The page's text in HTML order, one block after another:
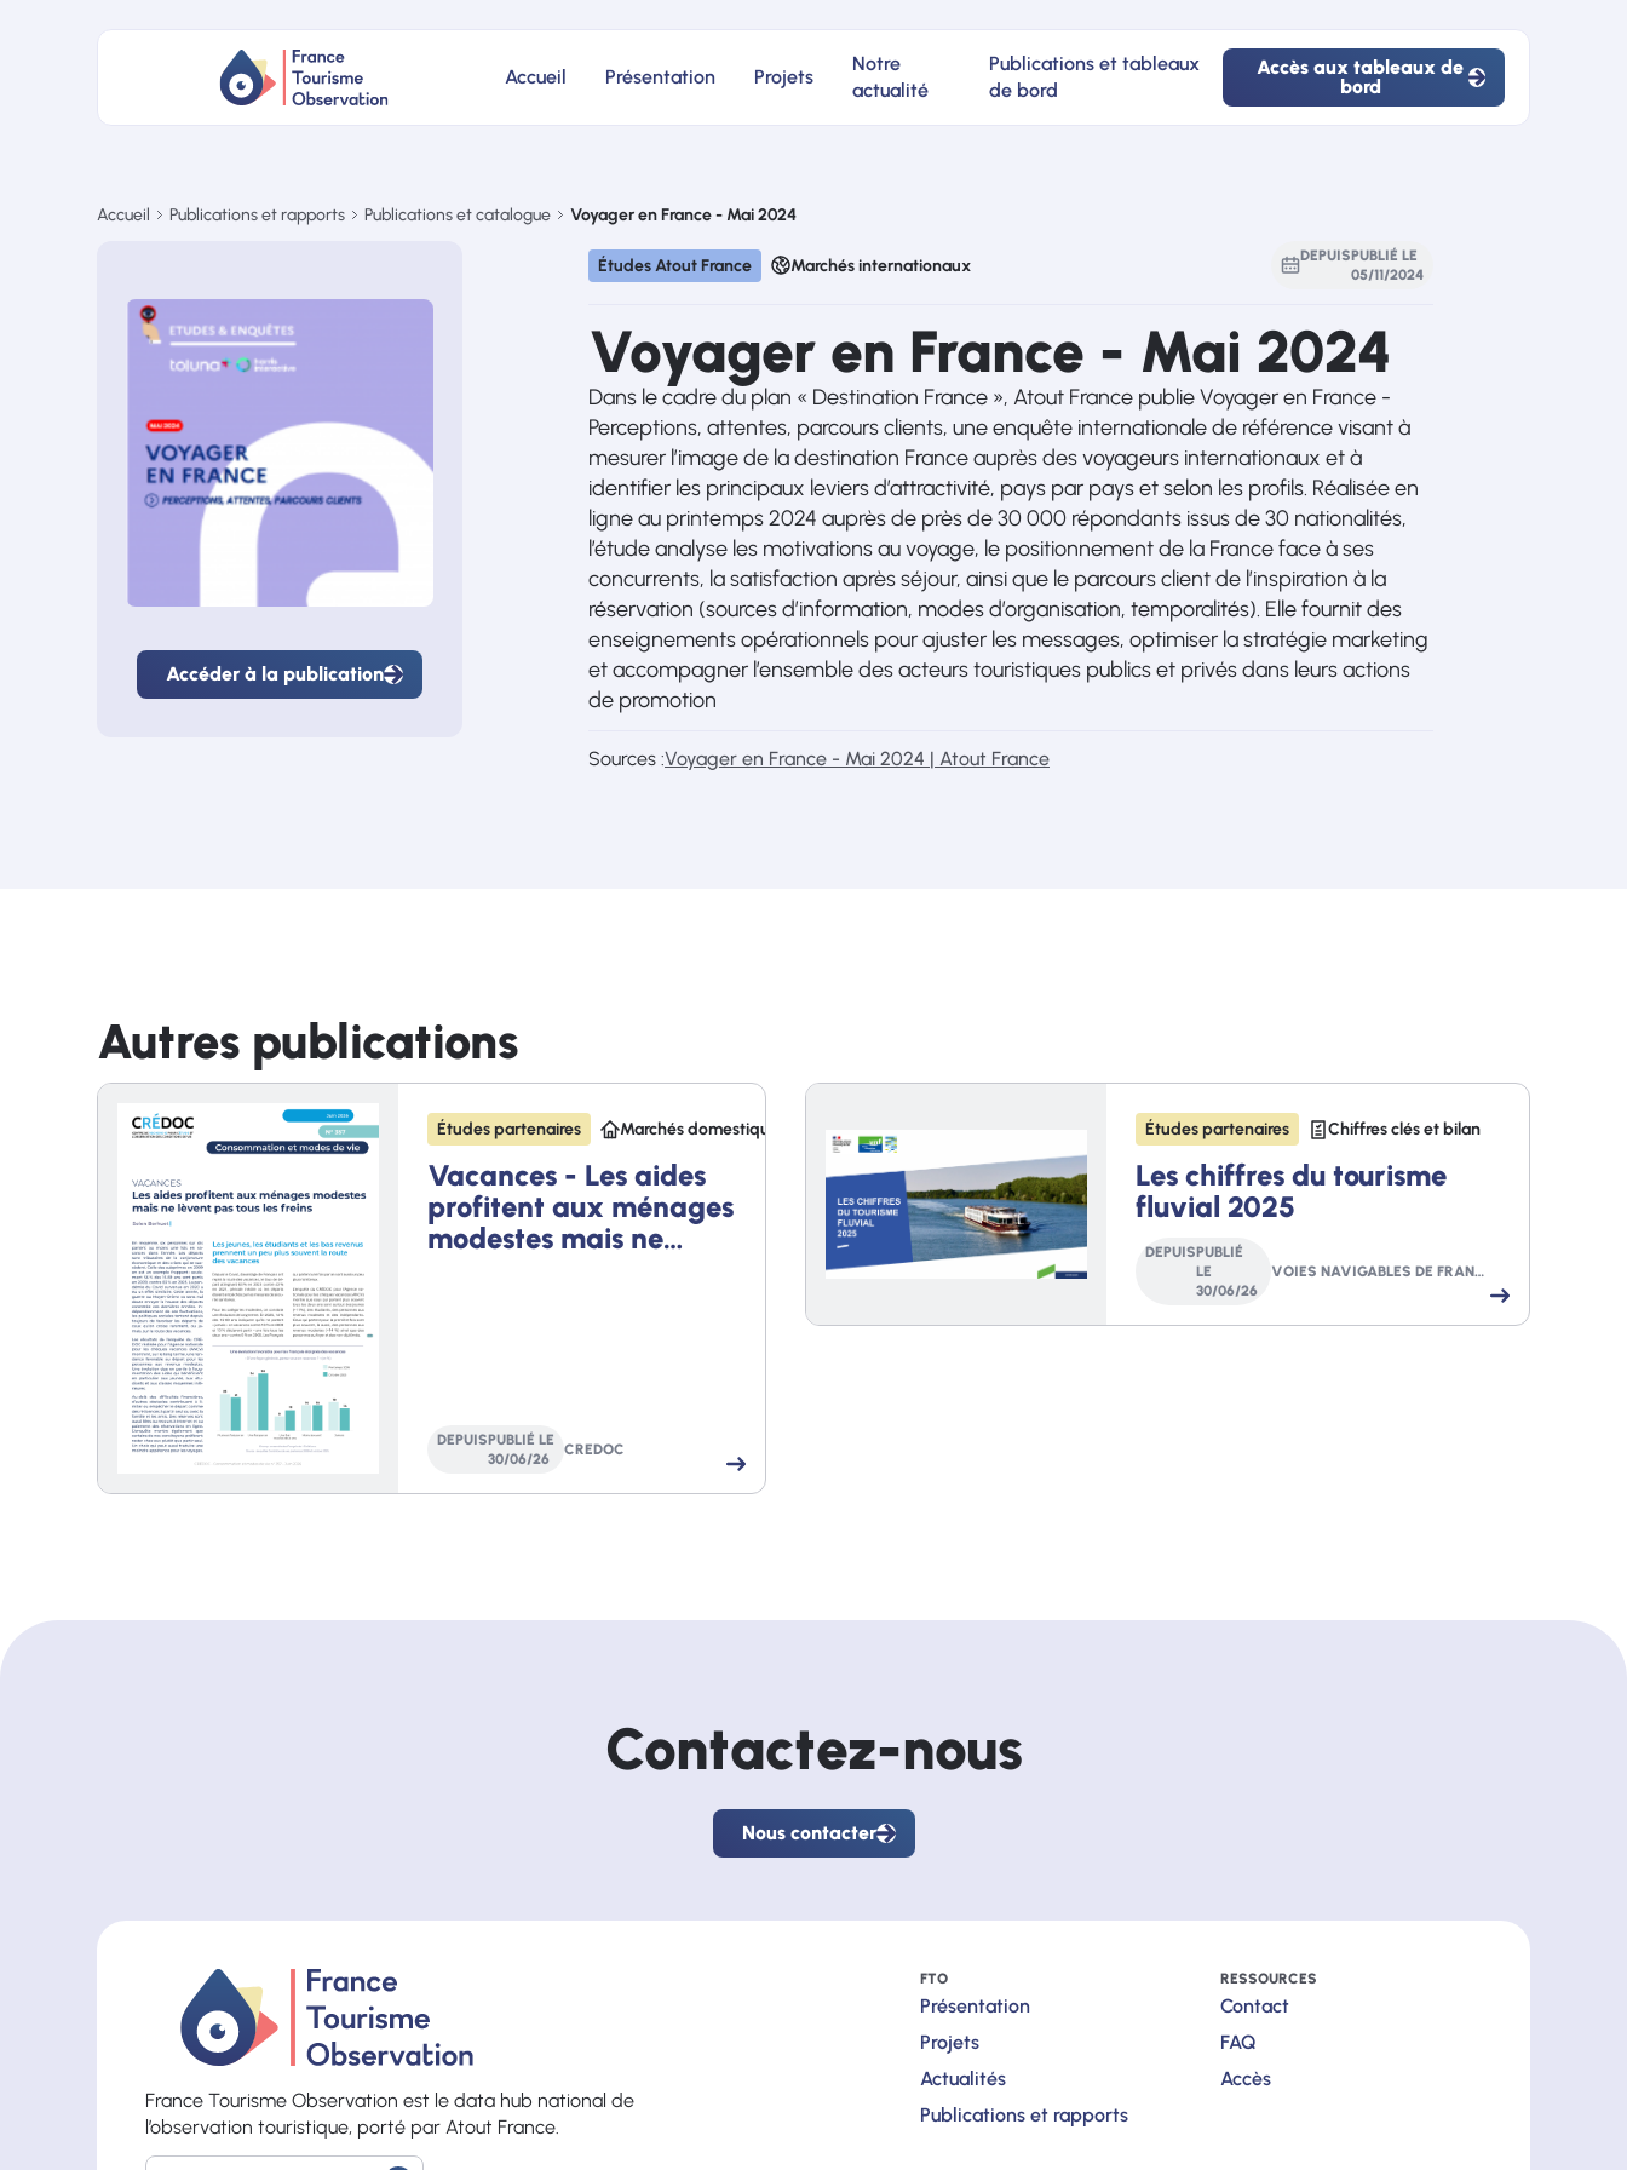
Accueil Présentation Projets
Notre
actualité
Publications et tableaux
de bord
Accès
aux
tableaux
Accès aux tableaux de
bord
Accueil Publications et rapports Publications et catalogue Voyager en France - Mai 2024
Accéder
à
Accéder à la publication
Études Atout France Marchés internationaux DEPUISPUBLIÉ LE
05/11/2024
Voyager en France - Mai 2024
Dans le cadre du plan « Destination France », Atout France publie Voyager en France -
Perceptions, attentes, parcours clients, une enquête internationale de référence visant à
mesurer l’image de la destination France auprès des voyageurs internationaux et à
identifier les principaux leviers d’attractivité, pays par pays et selon les profils. Réalisée en
ligne au printemps 2024 auprès de près de 30 000 répondants issus de 30 nationalités,
l’étude analyse les motivations au voyage, le positionnement de la France face à ses
concurrents, la satisfaction après séjour, ainsi que le parcours client de l’inspiration à la
réservation (sources d’information, modes d’organisation, temporalités). Elle fournit des
enseignements opérationnels pour ajuster les messages, optimiser la stratégie marketing
et accompagner l’ensemble des acteurs touristiques publics et privés dans leurs actions
de promotion
Sources :Voyager en France - Mai 2024 | Atout France
Autres publications
Études partenaires Marchés domestiques
Vacances - Les aides
profitent aux ménages
modestes mais ne
DEPUISPUBLIÉ LE
30/06/26
CREDOC
Études partenaires Chiffres clés et bilan
Les chiffres du tourisme
fluvial 2025
DEPUISPUBLIÉ
LE
30/06/26
VOIES NAVIGABLES DE FRANCE
Contactez-nous
Nous
contacter
Nous contacter
France Tourisme Observation est le data hub national de
l’observation touristique, porté par Atout France.
FTO
Présentation
Projets
Actualités
Publications et rapports
RESSOURCES
Contact
FAQ
Accès